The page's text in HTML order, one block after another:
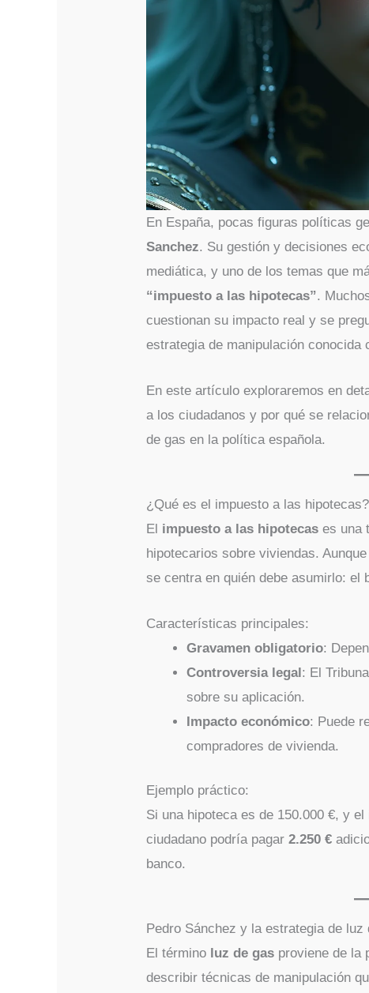
En España, pocas figuras políticas
Sanchez. Su gestión y decisiones
mediática, y uno de los temas que
“impuesto a las hipotecas”.
cuestionan su impacto real y se
estrategia de manipulación conocida
En este artículo exploraremos en
a los ciudadanos y por qué se
de gas en la política española.
¿Qué es el impuesto a las hipotecas?
El impuesto a las hipotecas es una
hipotecarios sobre viviendas.
se centra en quién debe asumirlo: el
Características principales:
Gravamen obligatorio:
Controversia legal: El
sobre su aplicación.
Impacto económico: Puede
compradores de vivienda.
Ejemplo práctico:
Si una hipoteca es de 150.000 €, y
ciudadano podría pagar2.250 €
banco.
Pedro Sánchez y la estrategia de luz
El término luz de gas proviene de la
describir técnicas de manipulación